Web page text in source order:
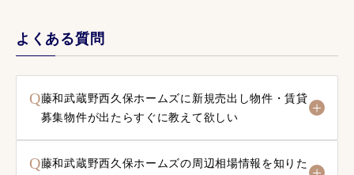
よくある質問
Q藤和武蔵野西久保ホームズに新規売出し物件・賃貸
募集物件が出たらすぐに教えて欲しい
Q藤和武蔵野西久保ホームズの周辺相場情報を知りた